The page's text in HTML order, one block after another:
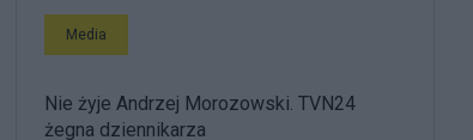
Media
Nie żyje Andrzej Morozowski. TVN24
żegna dziennikarza